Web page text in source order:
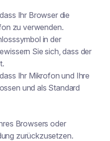
Ihr Browser die
zu verwenden.
in der
Sie sich, dass der
Ihr Mikrofon und Ihre
und als Standard
Browsers oder
zurückzusetzen.